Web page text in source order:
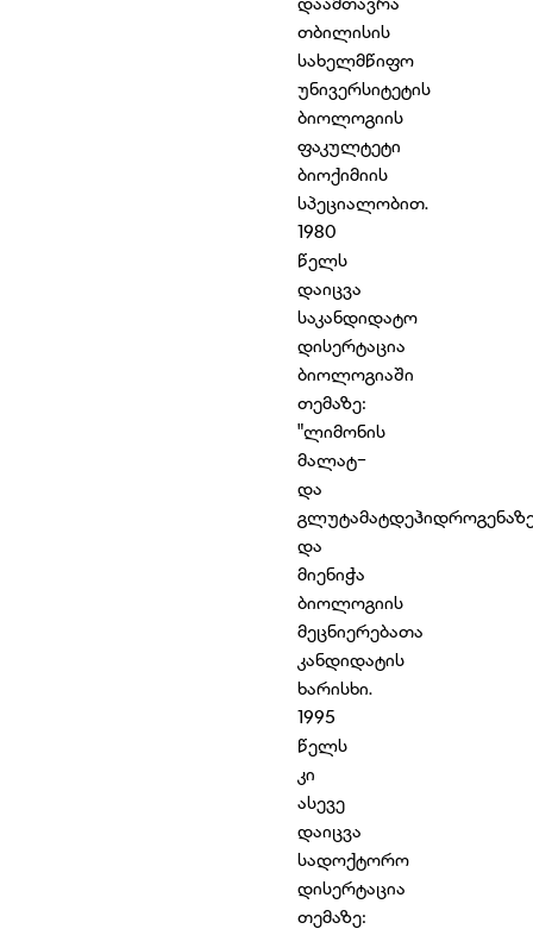
თბილისის
სახელმწიფო
უნივერსიტეტის
ბიოლოგიის
ფაკულტეტი
ბიოქიმიის
სპეციალობით.
1980
წელს
დაიცვა
საკანდიდატო
დისერტაცია
ბიოლოგიაში
თემაზე:
"ლიმონის
მალატ-
და
და
მიენიჭა
ბიოლოგიის
მეცნიერებათა
კანდიდატის
ხარისხი.
1995
წელს
კი
ასევე
დაიცვა
სადოქტორო
დისერტაცია
თემაზე: